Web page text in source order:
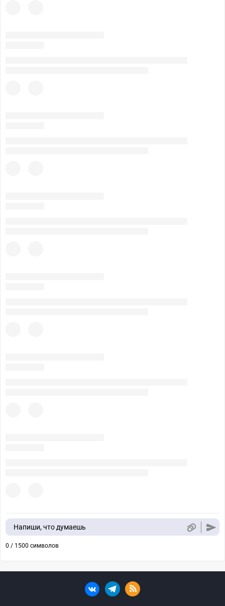
Напиши, что думаешь
0 / 1500 символов